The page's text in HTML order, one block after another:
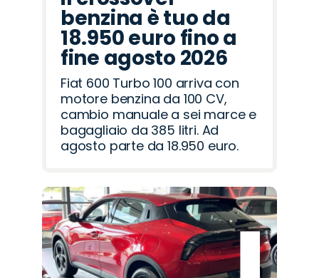
benzina è tuo da
18.950 euro fino a
fine agosto 2026
Fiat 600 Turbo 100 arriva con
motore benzina da 100 CV,
cambio manuale a sei marce e
bagagliaio da 385 litri. Ad
agosto parte da 18.950 euro.